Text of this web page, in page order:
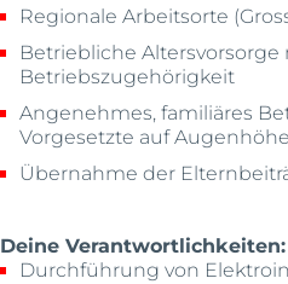
Regionale Arbeitsorte
Betriebliche
Betriebszugehörigkeit
Angenehmes, familiäres
Vorgesetzte auf Augenhöhe
Übernahme der
Deine Verantwortlichkeiten:
Durchführung von